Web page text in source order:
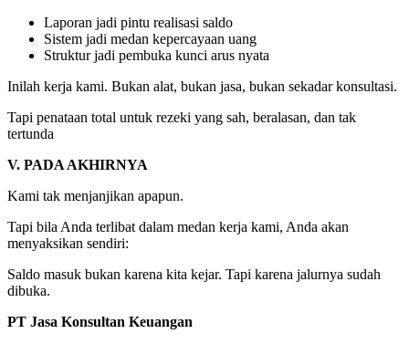
Laporan jadi pintu realisasi saldo
Sistem jadi medan kepercayaan uang
Struktur jadi pembuka kunci arus nyata
Inilah kerja kami. Bukan alat, bukan jasa, bukan sekadar konsultasi.
Tapi penataan total untuk rezeki yang sah, beralasan, dan tak
tertunda
V. PADA AKHIRNYA
Kami tak menjanjikan apapun.
Tapi bila Anda terlibat dalam medan kerja kami, Anda akan
menyaksikan sendiri:
Saldo masuk bukan karena kita kejar. Tapi karena jalurnya sudah
dibuka.
PT Jasa Konsultan Keuangan